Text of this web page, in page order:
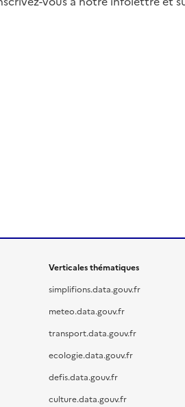
Verticales thématiques
simplifions.data.gouv.fr
meteo.data.gouv.fr
transport.data.gouv.fr
ecologie.data.gouv.fr
defis.data.gouv.fr
culture.data.gouv.fr